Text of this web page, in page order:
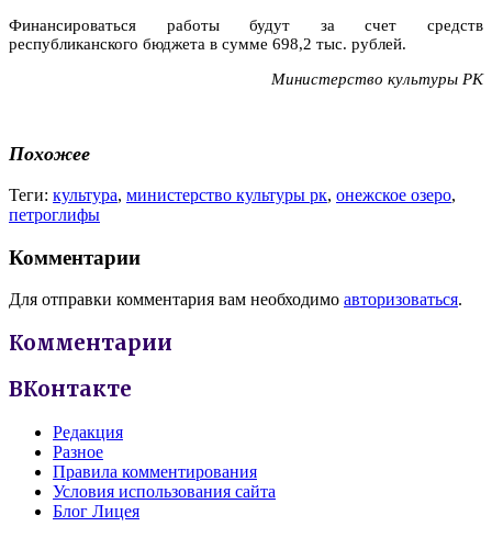
Финансироваться работы будут за счет средств
республиканского бюджета в сумме 698,2 тыс. рублей.
Министерство культуры РК
Похожее
Теги: культура, министерство культуры рк, онежское озеро,
петроглифы
Комментарии
Для отправки комментария вам необходимо авторизоваться.
Комментарии
ВКонтакте
Редакция
Разное
Правила комментирования
Условия использования сайта
Блог Лицея